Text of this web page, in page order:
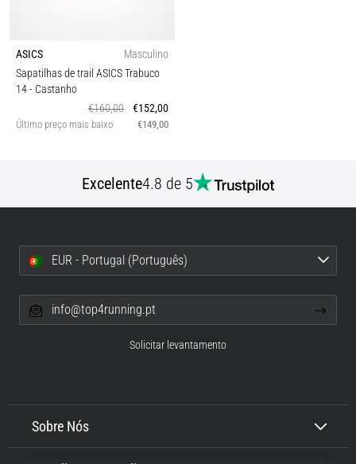
ASICS
Masculino
Sapatilhas de trail ASICS Trabuco
14- Castanho
€160,00
€152,00
Último preço mais baixo €149,00
Excelente4.8 de 5
Sobre Nós
EUR - Portugal (Português)
info@top4running.pt
Solicitar levantamento